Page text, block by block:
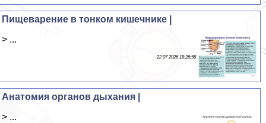
Пищеварение в тонком кишечнике |
> ...
22 07 2026 18:26:58
Анатомия органов дыхания |
> ...